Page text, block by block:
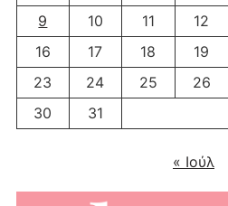
9
10 11 12
16
17 18 19
23
24 25 26
30
31
« Ιούλ